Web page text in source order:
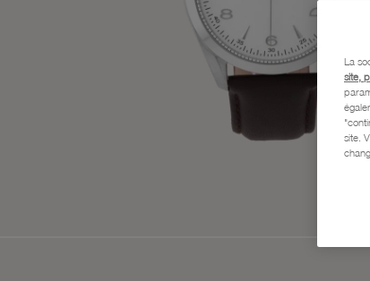
La
site,
site.